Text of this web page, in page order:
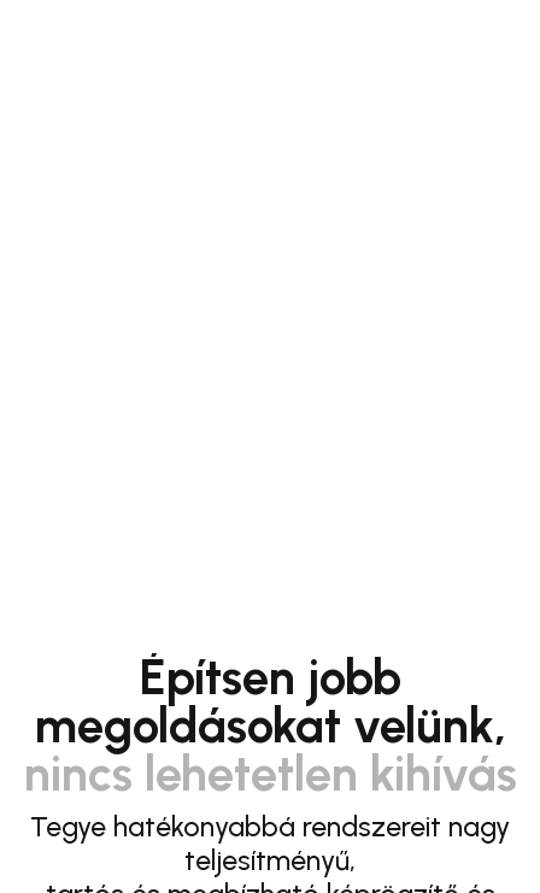
Építsen jobb
megoldásokat velünk,
nincs lehetetlen kihívás
Tegye hatékonyabbá rendszereit nagy
teljesítményű,